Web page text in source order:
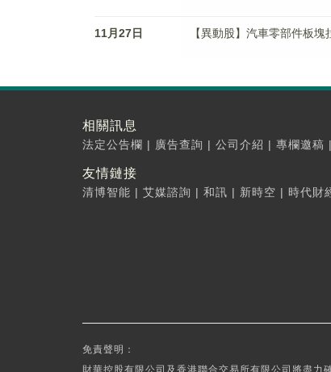
11月27日 【異動股】汽車零部件板
相關訊息
法定公告欄 | 廣告查詢 | 公司介紹 | 專欄邀稿 |
友情鏈接
清博智能 | 艾媒諮詢 | 和訊 | 新時空 | 時代財
免責聲明：